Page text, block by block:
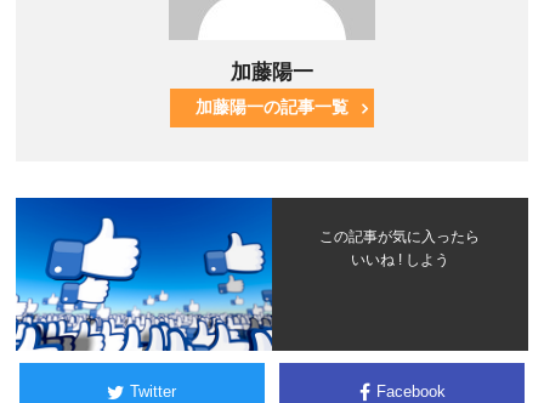
加藤陽一
加藤陽一の記事一覧
この記事が気に入ったら
いいね ! しよう
Twitter Facebook